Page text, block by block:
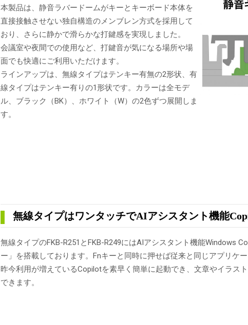
本製品は、静音ラバードームがキーとキーボード本体を
直接接触させない独自構造のメンブレン方式を採用して
おり、さらに静かで滑らかな打鍵感を実現しました。
会議室や夜間での使用など、打鍵音が気になる場所や場
面でも快適にご利用いただけます。
ラインアップは、無線タイプはテンキー有無の2形状、有
線タイプはテンキー有りの1形状です。カラーは全モデ
ル、ブラック（BK）、ホワイト（W）の2色ずつ展開しま
す。
無線タイプはワンタッチでAIアシスタント機能
無線タイプのFKB-R251とFKB-R249にはAIアシスタント機能Windows
ー」を搭載しております。Fnキーと同時に押せば従来と同じアプリケ
昨今利用が増えているCopilotを素早く簡単に起動でき、文章やイラス
できます。